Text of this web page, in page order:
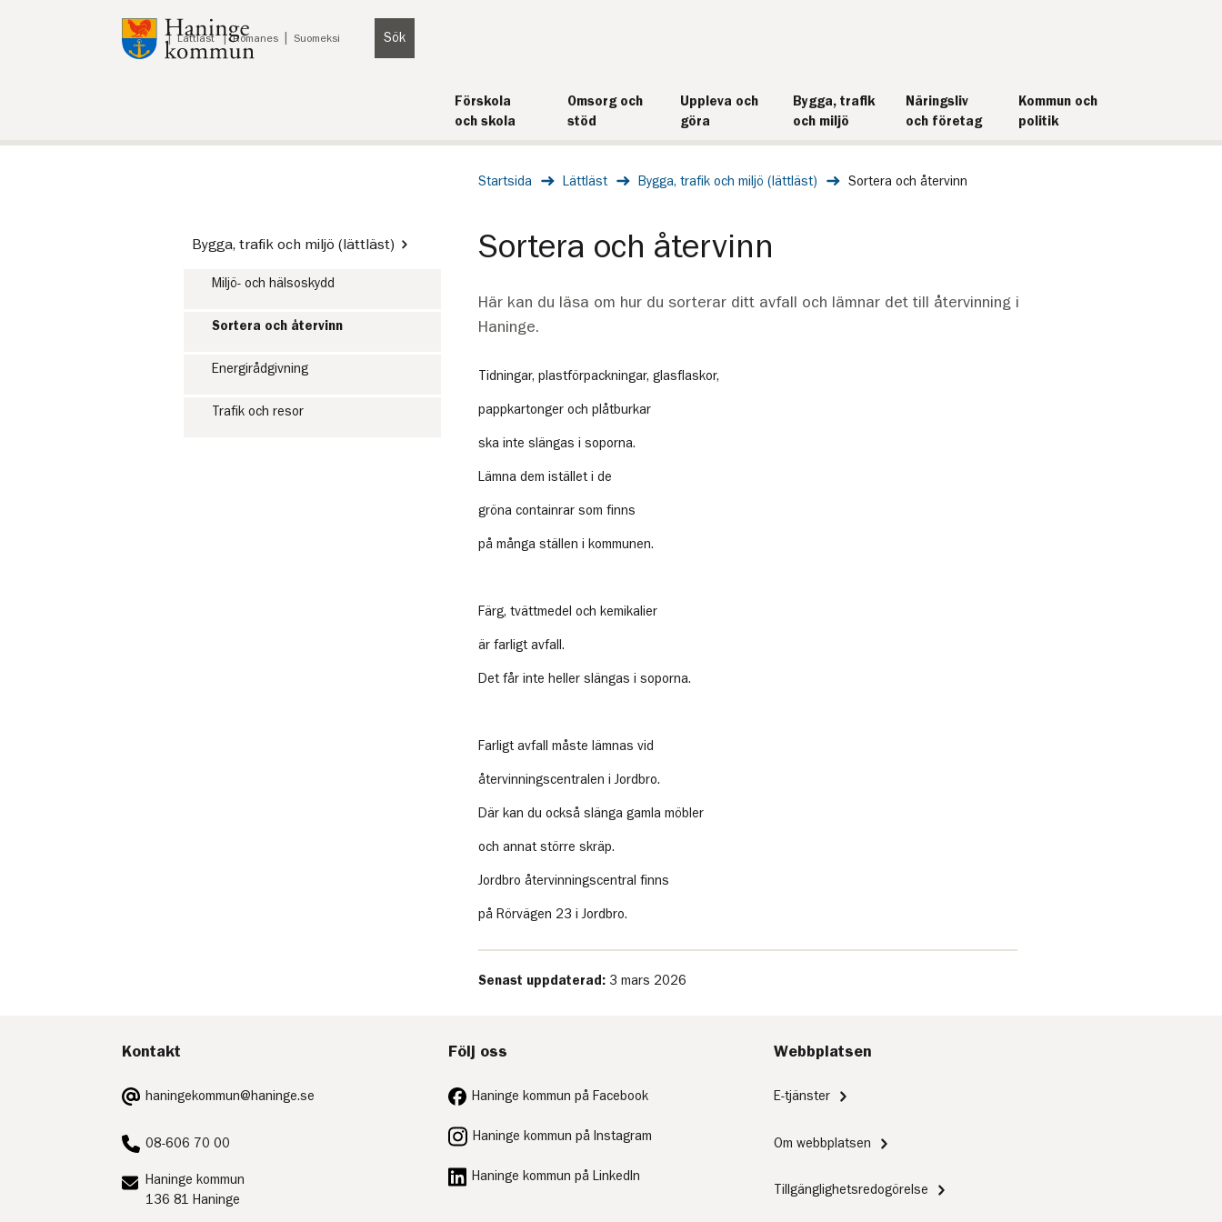
Till innehåll på sidan
Lyssna Lättläst Romanes Suomeksi Sök
Förskola
och skola
Omsorg och
stöd
Uppleva och
göra
Bygga, trafik
och miljö
Näringsliv
och företag
Kommun och
politik
Startsida Lättläst Bygga, trafik och miljö (lättläst) Sortera och återvinn
Bygga, trafik och miljö (lättläst)
Miljö- och hälsoskydd
Sortera och återvinn
Energirådgivning
Trafik och resor
Sortera och återvinn
Här kan du läsa om hur du sorterar ditt avfall och lämnar det till återvinning i
Haninge.
Tidningar, plastförpackningar, glasflaskor,
pappkartonger och plåtburkar
ska inte slängas i soporna.
Lämna dem istället i de
gröna containrar som finns
på många ställen i kommunen.
Färg, tvättmedel och kemikalier
är farligt avfall.
Det får inte heller slängas i soporna.
Farligt avfall måste lämnas vid
återvinningscentralen i Jordbro.
Där kan du också slänga gamla möbler
och annat större skräp.
Jordbro återvinningscentral finns
på Rörvägen 23 i Jordbro.
Senast uppdaterad: 3 mars 2026
Kontakt
E-
post:
haningekommun@haninge.se
Telefon:
08-606 70 00
Postadress:
Haninge kommun
136 81 Haninge
Följ oss
Haninge kommun på Facebook
Haninge kommun på Instagram
Haninge kommun på LinkedIn
Webbplatsen
E-tjänster
Om webbplatsen
Tillgänglighetsredogörelse